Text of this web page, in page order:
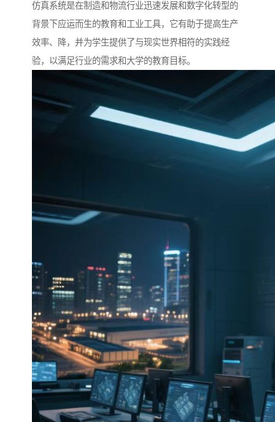
仿真系统是在制造和物流行业迅速发展和数字化转型的
背景下应运而生的教育和工业工具，它有助于提高生产
效率、降，并为学生提供了与现实世界相符的实践经
验，以满足行业的需求和大学的教育目标。